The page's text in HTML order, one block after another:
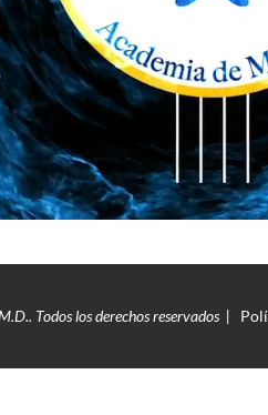
Todos los derechos reservados  |